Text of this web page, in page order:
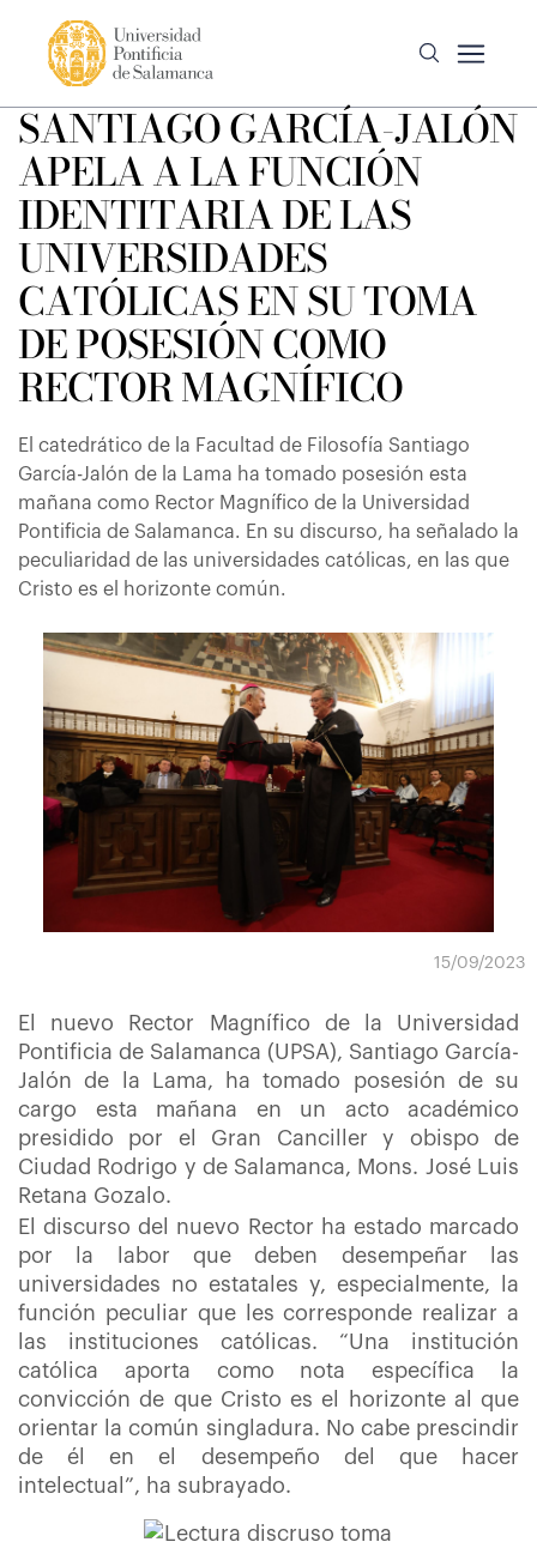
SANTIAGO GARCÍA-JALÓN
APELA A LA FUNCIÓN
IDENTITARIA DE LAS
UNIVERSIDADES
CATÓLICAS EN SU TOMA
DE POSESIÓN COMO
RECTOR MAGNÍFICO
El catedrático de la Facultad de Filosofía Santiago
García-Jalón de la Lama ha tomado posesión esta
mañana como Rector Magnífico de la Universidad
Pontificia de Salamanca. En su discurso, ha señalado la
peculiaridad de las universidades católicas, en las que
Cristo es el horizonte común.
15/09/2023
El nuevo Rector Magnífico de la Universidad
Pontificia de Salamanca (UPSA), Santiago García-
Jalón de la Lama, ha tomado posesión de su
cargo esta mañana en un acto académico
presidido por el Gran Canciller y obispo de
Ciudad Rodrigo y de Salamanca, Mons. José Luis
Retana Gozalo.
El discurso del nuevo Rector ha estado marcado
por la labor que deben desempeñar las
universidades no estatales y, especialmente, la
función peculiar que les corresponde realizar a
las instituciones católicas. “Una institución
católica aporta como nota específica la
convicción de que Cristo es el horizonte al que
orientar la común singladura. No cabe prescindir
de él en el desempeño del que hacer
intelectual”, ha subrayado.